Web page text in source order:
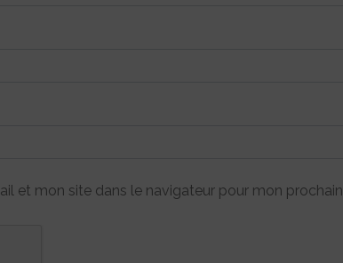
et mon site dans le navigateur pour mon prochain